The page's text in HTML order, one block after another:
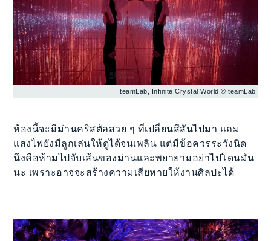
teamLab, Infinite Crystal World © teamLab
ห้องนี้จะมีม่านคริสตัลสวย ๆ ที่เปลี่ยนสีสันไปมา แถม
แสงไฟยังมีลูกเล่นให้ดูได้จนเพลิน แต่มีข้อควรระวังนิด
นึงคือห้ามไปจับเส้นของม่านและพยายามอย่าไปโดนมัน
นะ เพราะอาจจะสร้างความเสียหายให้งานศิลปะได้